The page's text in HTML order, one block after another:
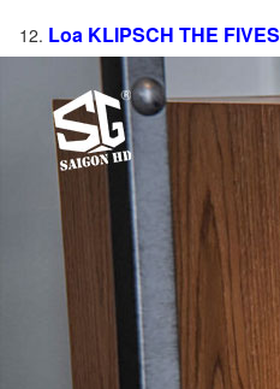
Loa KLIPSCH THE FIVES